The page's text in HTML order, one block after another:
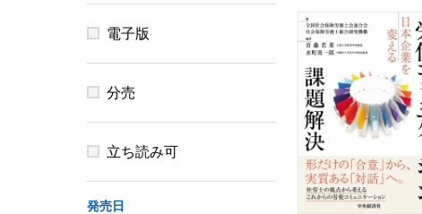
電子版
分売
立ち読み可
発売日